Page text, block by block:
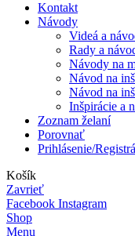
Kontakt
Návody
Videá a
Rady a
Návody na
Návod na
Návod na
Inšpirácie a
Zoznam želaní
Porovnať
Prihlásenie/
Košík
Zavrieť
Facebook Instagram
Shop
Menu